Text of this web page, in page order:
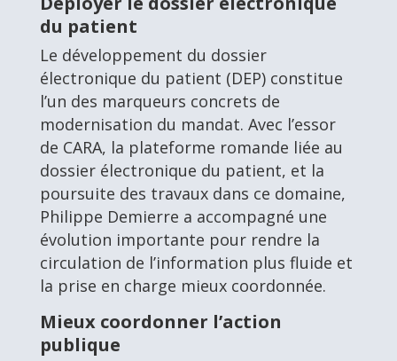
du patient
Le développement du dossier
électronique du patient (DEP) constitue
l’un des marqueurs concrets de
modernisation du mandat. Avec l’essor
de CARA, la plateforme romande liée au
dossier électronique du patient, et la
poursuite des travaux dans ce domaine,
Philippe Demierre a accompagné une
évolution importante pour rendre la
circulation de l’information plus fluide et
la prise en charge mieux coordonnée.
Mieux coordonner l’action
publique